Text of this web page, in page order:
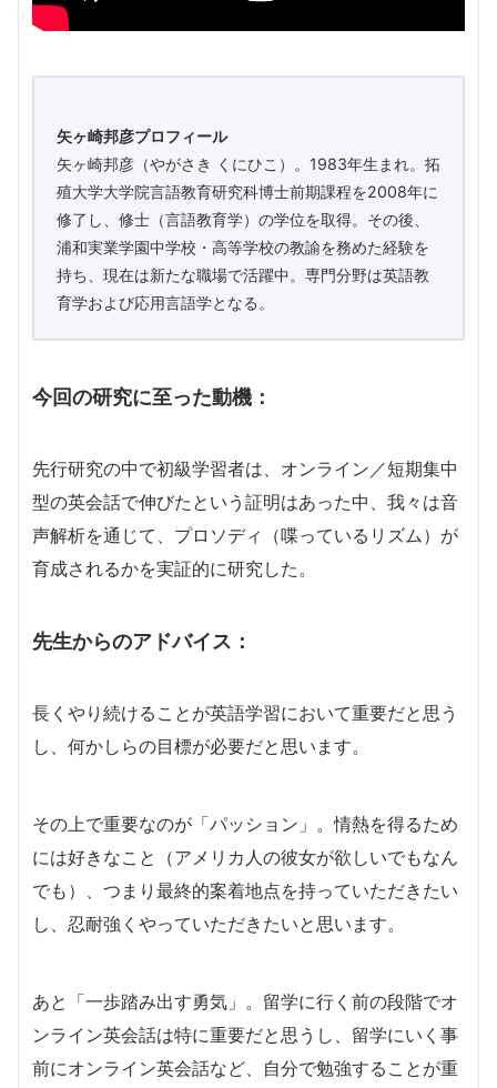
矢ヶ崎邦彦プロフィール
矢ヶ崎邦彦（やがさき くにひこ）。1983年生まれ。拓
殖大学大学院言語教育研究科博士前期課程を2008年に
修了し、修士（言語教育学）の学位を取得。その後、
浦和実業学園中学校・高等学校の教諭を務めた経験を
持ち、現在は新たな職場で活躍中。専門分野は英語教
育学および応用言語学となる。
今回の研究に至った動機：
先行研究の中で初級学習者は、オンライン／短期集中
型の英会話で伸びたという証明はあった中、我々は音
声解析を通じて、プロソディ（喋っているリズム）が
育成されるかを実証的に研究した。
先生からのアドバイス：
長くやり続けることが英語学習において重要だと思う
し、何かしらの目標が必要だと思います。
その上で重要なのが「パッション」。情熱を得るため
には好きなこと（アメリカ人の彼女が欲しいでもなん
でも）、つまり最終的案着地点を持っていただきたい
し、忍耐強くやっていただきたいと思います。
あと「一歩踏み出す勇気」。留学に行く前の段階でオ
ンライン英会話は特に重要だと思うし、留学にいく事
前にオンライン英会話など、自分で勉強することが重